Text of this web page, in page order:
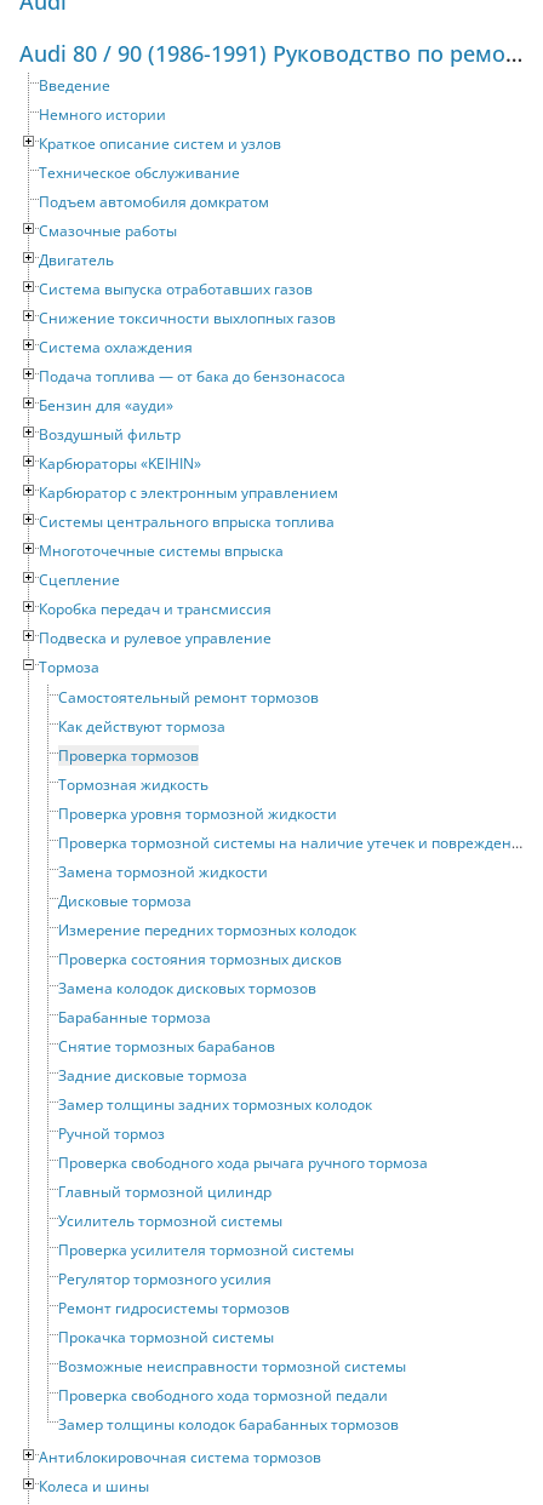
Audi 80 / 90 (1986-1991) Руководство по ремонту и техническому обслуживанию
Введение
Немного истории
Краткое описание систем и узлов
Техническое обслуживание
Подъем автомобиля домкратом
Смазочные работы
Двигатель
Система выпуска отработавших газов
Снижение токсичности выхлопных газов
Система охлаждения
Подача топлива — от бака до бензонасоса
Бензин для «ауди»
Воздушный фильтр
Карбюраторы «KEIHIN»
Карбюратор с электронным управлением
Системы центрального впрыска топлива
Многоточечные системы впрыска
Сцепление
Коробка передач и трансмиссия
Подвеска и рулевое управление
Тормоза
Самостоятельный ремонт тормозов
Как действуют тормоза
Проверка тормозов
Тормозная жидкость
Проверка уровня тормозной жидкости
Проверка тормозной системы на наличие утечек и повреждений
Замена тормозной жидкости
Дисковые тормоза
Измерение передних тормозных колодок
Проверка состояния тормозных дисков
Замена колодок дисковых тормозов
Барабанные тормоза
Снятие тормозных барабанов
Задние дисковые тормоза
Замер толщины задних тормозных колодок
Ручной тормоз
Проверка свободного хода рычага ручного тормоза
Главный тормозной цилиндр
Усилитель тормозной системы
Проверка усилителя тормозной системы
Регулятор тормозного усилия
Ремонт гидросистемы тормозов
Прокачка тормозной системы
Возможные неисправности тормозной системы
Проверка свободного хода тормозной педали
Замер толщины колодок барабанных тормозов
Антиблокировочная система тормозов
Колеса и шины